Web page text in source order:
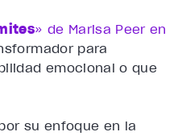
» de Marisa Peer en
para
emocional o que
su enfoque en la